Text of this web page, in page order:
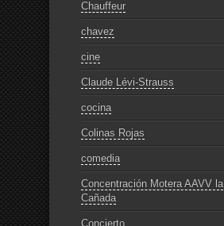
Chauffeur
chavez
cine
Claude Lévi-Strauss
cocina
Colinas Rojas
comedia
Concentración Motera AAVV la
Cañada
Concierto